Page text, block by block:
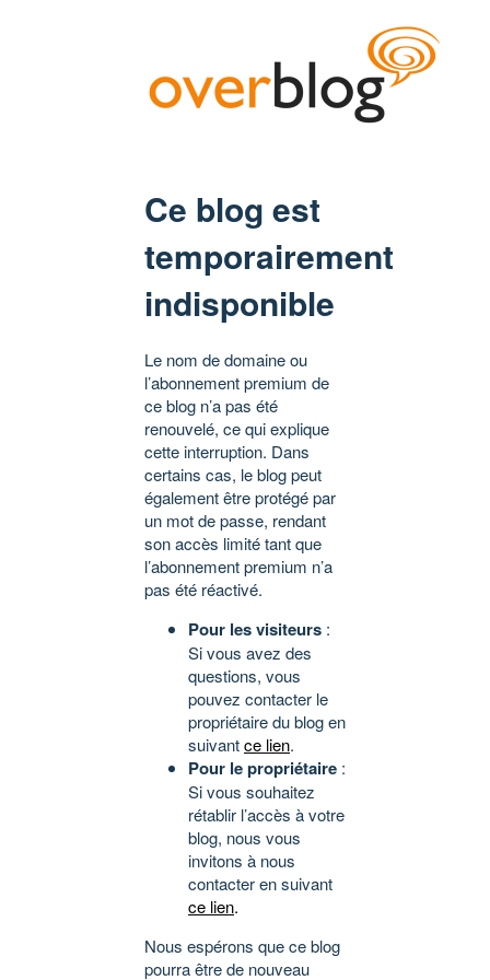
Ce blog est
temporairement
indisponible
Le nom de domaine ou
l’abonnement premium de
ce blog n’a pas été
renouvelé, ce qui explique
cette interruption. Dans
certains cas, le blog peut
également être protégé par
un mot de passe, rendant
son accès limité tant que
l’abonnement premium n’a
pas été réactivé.
Pour les visiteurs :
Si vous avez des
questions, vous
pouvez contacter le
propriétaire du blog en
suivantce lien.
Pour le propriétaire :
Si vous souhaitez
rétablir l’accès à votre
blog, nous vous
invitons à nous
contacter en suivant
ce lien.
Nous espérons que ce blog
pourra être de nouveau